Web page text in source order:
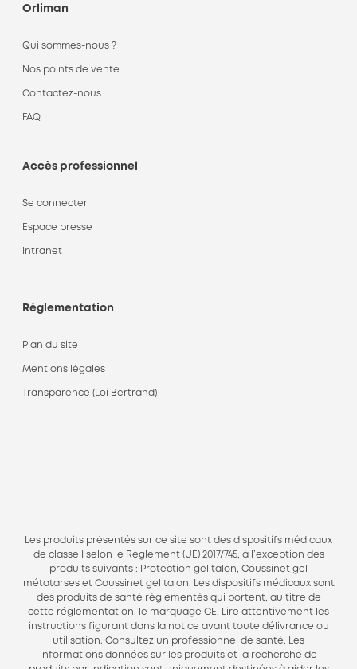
Orliman
Qui sommes-nous ?
Nos points de vente
Contactez-nous
FAQ
Accès professionnel
Se connecter
Espace presse
Intranet
Réglementation
Plan du site
Mentions légales
Transparence (Loi Bertrand)
Les produits présentés sur ce site sont des dispositifs médicaux
de classe I selon le Règlement (UE) 2017/745, à l’exception des
produits suivants : Protection gel talon, Coussinet gel
métatarses et Coussinet gel talon. Les dispositifs médicaux sont
des produits de santé réglementés qui portent, au titre de
cette réglementation, le marquage CE. Lire attentivement les
instructions figurant dans la notice avant toute délivrance ou
utilisation. Consultez un professionnel de santé. Les
informations données sur les produits et la recherche de